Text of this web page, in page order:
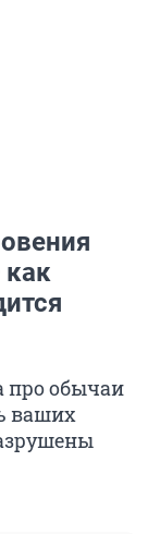
про обычаи
ваших